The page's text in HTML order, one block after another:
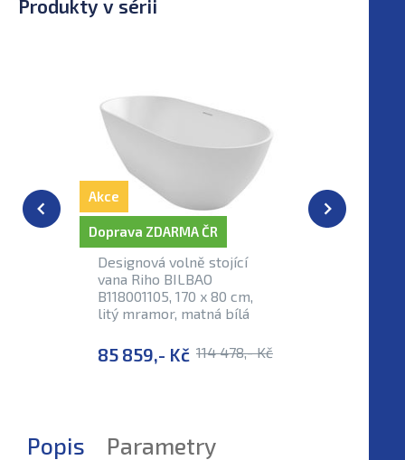
Produkty v sérii
Designová volně stojící
vana Riho BILBAO
B118001105, 170 x 80 cm,
litý mramor, matná bílá
85 859,- Kč 114 478,- Kč
Akce
Doprava ZDARMA ČR
Akce
Doprava
Popis
Parametry